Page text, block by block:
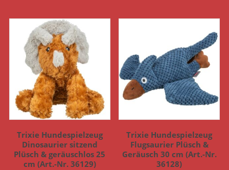
Trixie Hundespielzeug
Dinosaurier sitzend
Plüsch & geräuschlos 25
cm (Art.-Nr. 36129)
Trixie Hundespielzeug
Flugsaurier Plüsch &
Geräusch 30 cm (Art.-Nr.
36128)